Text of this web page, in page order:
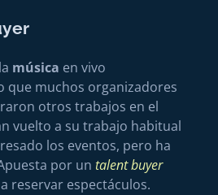
música en vivo
que muchos organizadores
otros trabajos en el
vuelto a su trabajo habitual
los eventos, pero ha
por un talent buyer
reservar espectáculos.